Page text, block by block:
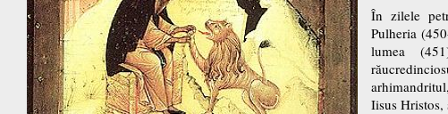
În zilele
Pulheria
lumea
Iisus